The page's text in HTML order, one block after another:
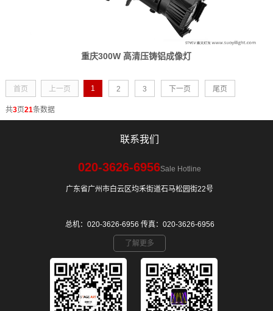
重庆300W 高清压铸铝成像灯
首页 上一页 1 2 3 下一页 尾页
共3页21条数据
联系我们
020-3626-6956Sale Hotline
广东省广州市白云区均禾街道石马松园街22号
总机：020-3626-6956 传真：020-3626-6956
了解更多